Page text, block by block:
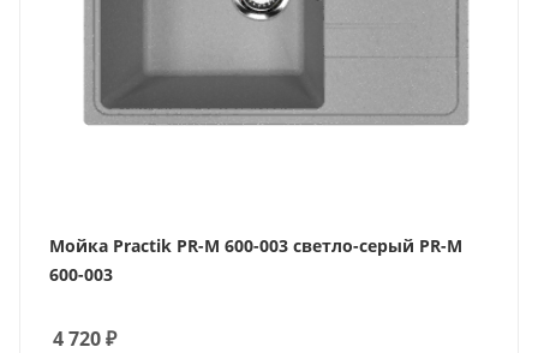
Мойка Practik PR-M 600-003 светло-серый PR-M
600-003
4 720₽